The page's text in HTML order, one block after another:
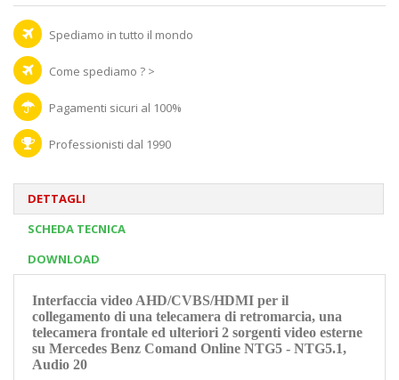
Spediamo in tutto il mondo
Come spediamo ? >
Pagamenti sicuri al 100%
Professionisti dal 1990
DETTAGLI
SCHEDA TECNICA
DOWNLOAD
Interfaccia video AHD/CVBS/HDMI per il
collegamento di una telecamera di retromarcia, una
telecamera frontale ed ulteriori 2 sorgenti video esterne
su Mercedes Benz Comand Online NTG5 - NTG5.1,
Audio 20